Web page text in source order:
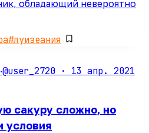
обладающий невероятно
#луизеания
·@user_2720 · 13 апр. 2021
сакуру сложно, но
условия